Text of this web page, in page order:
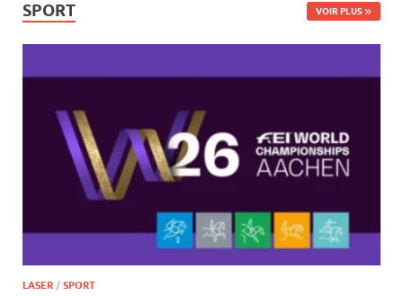
SPORT VOIR PLUS
LASER / SPORT